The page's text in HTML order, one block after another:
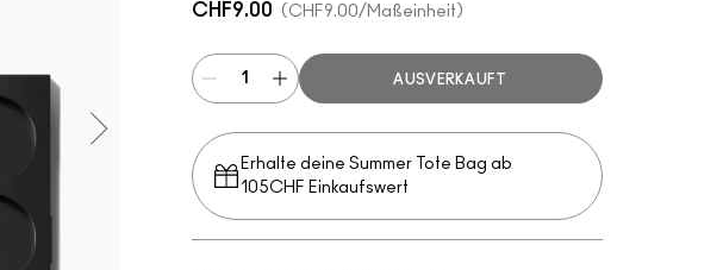
CHF9.00 CHF9.00/Maßeinheit
AUSVERKAUFT
Erhalte deine Summer Tote Bag ab
105CHF Einkaufswert​